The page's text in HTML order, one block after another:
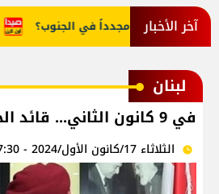
آخر الأخبار
هل "تنفجر" مجدداً في الجنوب؟
لبنان
في 9 كانون الثاني... قائد الجيش أو لا أحد؟
الثلاثاء 17/كانون الأول/2024 - 07:30 ص